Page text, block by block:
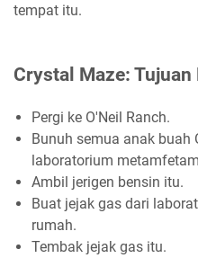
tempat itu.
Crystal Maze: Tujuan
Pergi ke O'Neil Ranch.
Bunuh semua anak buah
laboratorium
Ambil jerigen bensin itu.
Buat jejak gas dari
rumah.
Tembak jejak gas itu.